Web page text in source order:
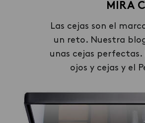
MIRA
Las cejas son el
un reto. Nuestra
unas cejas perfectas.
ojos y cejas y el